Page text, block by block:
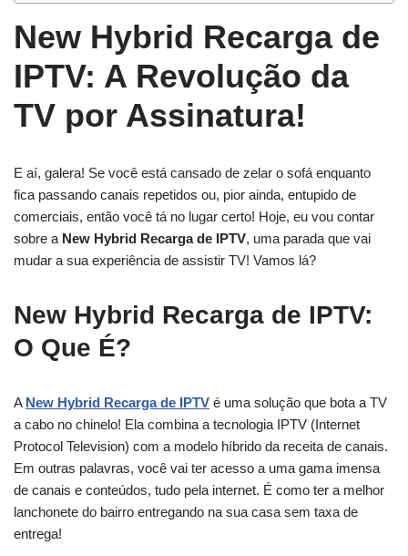
New Hybrid Recarga de
IPTV: A Revolução da
TV por Assinatura!
E aí, galera! Se você está cansado de zelar o sofá enquanto
fica passando canais repetidos ou, pior ainda, entupido de
comerciais, então você tá no lugar certo! Hoje, eu vou contar
sobre a New Hybrid Recarga de IPTV, uma parada que vai
mudar a sua experiência de assistir TV! Vamos lá?
New Hybrid Recarga de IPTV:
O Que É?
A New Hybrid Recarga de IPTV é uma solução que bota a TV
a cabo no chinelo! Ela combina a tecnologia IPTV (Internet
Protocol Television) com a modelo híbrido da receita de canais.
Em outras palavras, você vai ter acesso a uma gama imensa
de canais e conteúdos, tudo pela internet. É como ter a melhor
lanchonete do bairro entregando na sua casa sem taxa de
entrega!